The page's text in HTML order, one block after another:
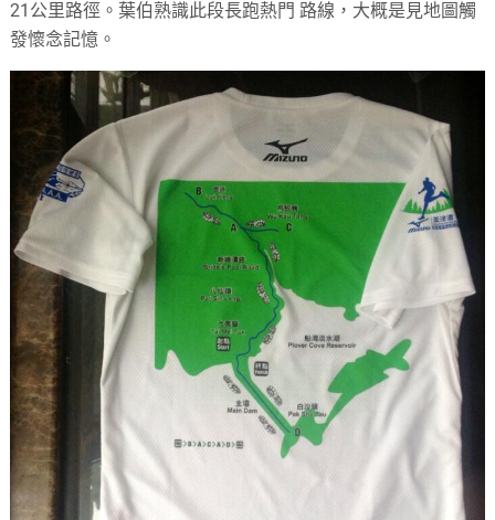
21公里路徑。葉伯熟識此段長跑熱門 路線，大概是見地圖觸
發懷念記憶。